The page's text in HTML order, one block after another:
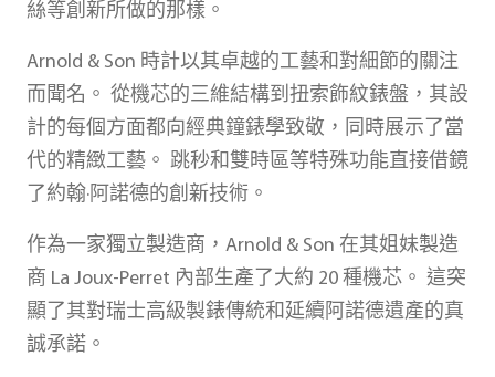
絲等創新所做的那樣。
Arnold & Son 時計以其卓越的工藝和對細節的關注
而聞名。 從機芯的三維結構到扭索飾紋錶盤，其設
計的每個方面都向經典鐘錶學致敬，同時展示了當
代的精緻工藝。 跳秒和雙時區等特殊功能直接借鏡
了約翰·阿諾德的創新技術。
作為一家獨立製造商，Arnold & Son 在其姐妹製造
商 La Joux-Perret 內部生產了大約 20 種機芯。 這突
顯了其對瑞士高級製錶傳統和延續阿諾德遺產的真
誠承諾。